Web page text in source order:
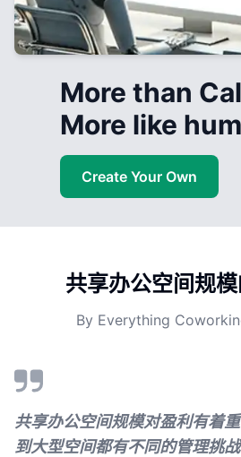
More than
More like
Create Your Own
共享办公空间规
By Everything
共享办公空间规模对盈利有着
到大型空间都有不同的管理挑战